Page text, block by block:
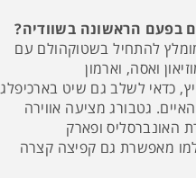
בפעם הראשונה בשוודיה?
להתחיל בשטוקהולם עם
ואסה, וארמון
כדאי לשלב גם שיט בארכיפלג
גטבורג מציעה אווירה
האונברסליס ופארק
מאפשרת גם קפיצה קצרה